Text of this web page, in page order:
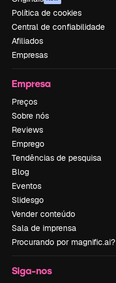
Política de cookies
Central de confiabilidade
Afiliados
Empresas
Empresa
Preços
Sobre nós
Reviews
Emprego
Tendências de pesquisa
Blog
Eventos
Slidesgo
Vender conteúdo
Sala de imprensa
Procurando por magnific.ai?
Siga-nos